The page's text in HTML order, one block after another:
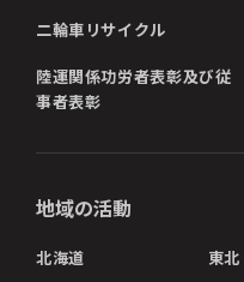
二輪車リサイクル
陸運関係功労者表彰及び従
事者表彰
地域の活動
北海道 東北